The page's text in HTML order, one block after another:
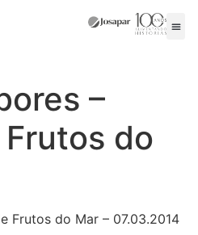
–
do
Frutos do Mar – 07.03.2014